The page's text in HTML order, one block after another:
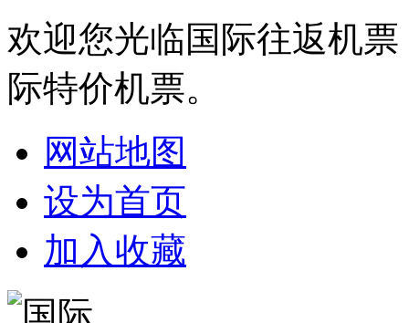
欢迎您光临国际往返机
际特价机票。
网站地图
设为首页
加入收藏